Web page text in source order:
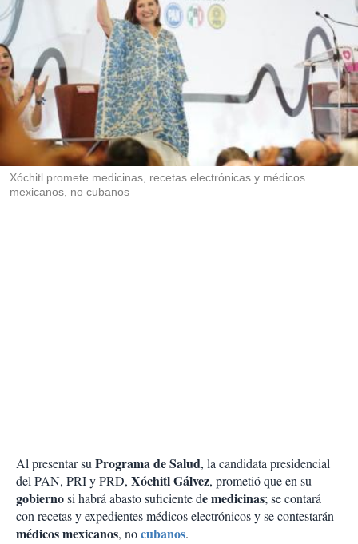
o
m
p
a
i
Xóchitl promete medicinas, recetas electrónicas y médicos
mexicanos, no cubanos
Al presentar suPrograma de Salud, la candidata presidencial
del PAN, PRI y PRD, Xóchitl Gálvez, prometió que en su
gobiernosi habrá abasto suficiente de medicinas; se contará
con recetas y expedientes médicos electrónicos y se contestarán
médicos mexicanos, nocubanos.